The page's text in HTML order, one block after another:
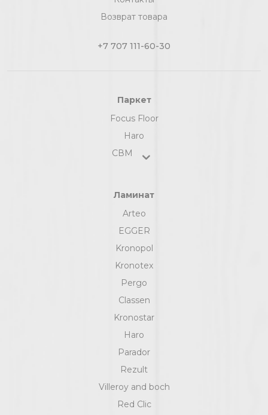
Возврат товара
+7 707 111-60-30
Паркет
Focus Floor
Haro
СВМ
Ламинат
Arteo
EGGER
Kronopol
Kronotex
Pergo
Classen
Kronostar
Haro
Parador
Rezult
Villeroy and boch
Red Clic